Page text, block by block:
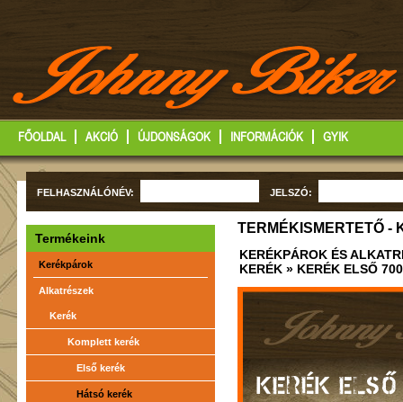
FŐOLDAL AKCIÓ ÚJDONSÁGOK INFORMÁCIÓK GYIK
FELHASZNÁLÓNÉV: JELSZÓ:
TERMÉKISMERTETŐ -
KERÉKPÁROK ÉS
KERÉK » KERÉK ELSŐ
KERÉK
Termékeink
Kerékpárok
Alkatrészek
Kerék
Komplett kerék
Első kerék
Hátsó kerék